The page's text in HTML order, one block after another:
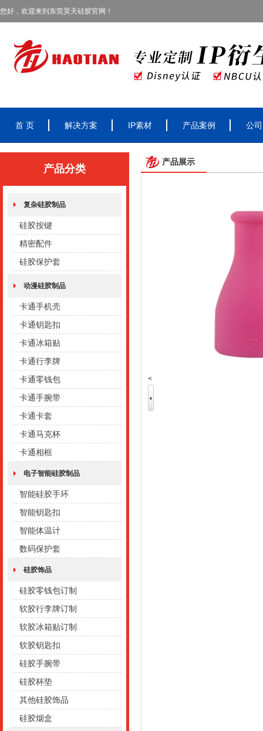
您好，欢迎来到东莞昊天硅胶官网！
首 页 解决方案 IP素材 产品案例 公
产品分类
复杂硅胶制品
硅胶按键
精密配件
硅胶保护套
动漫硅胶制品
卡通手机壳
卡通钥匙扣
卡通冰箱贴
卡通行李牌
卡通零钱包
卡通手腕带
卡通卡套
卡通马克杯
卡通相框
电子智能硅胶制品
智能硅胶手环
智能钥匙扣
智能体温计
数码保护套
硅胶饰品
硅胶零钱包订制
软胶行李牌订制
软胶冰箱贴订制
软胶钥匙扣
硅胶手腕带
硅胶杯垫
其他硅胶饰品
硅胶烟盒
产品展示
<